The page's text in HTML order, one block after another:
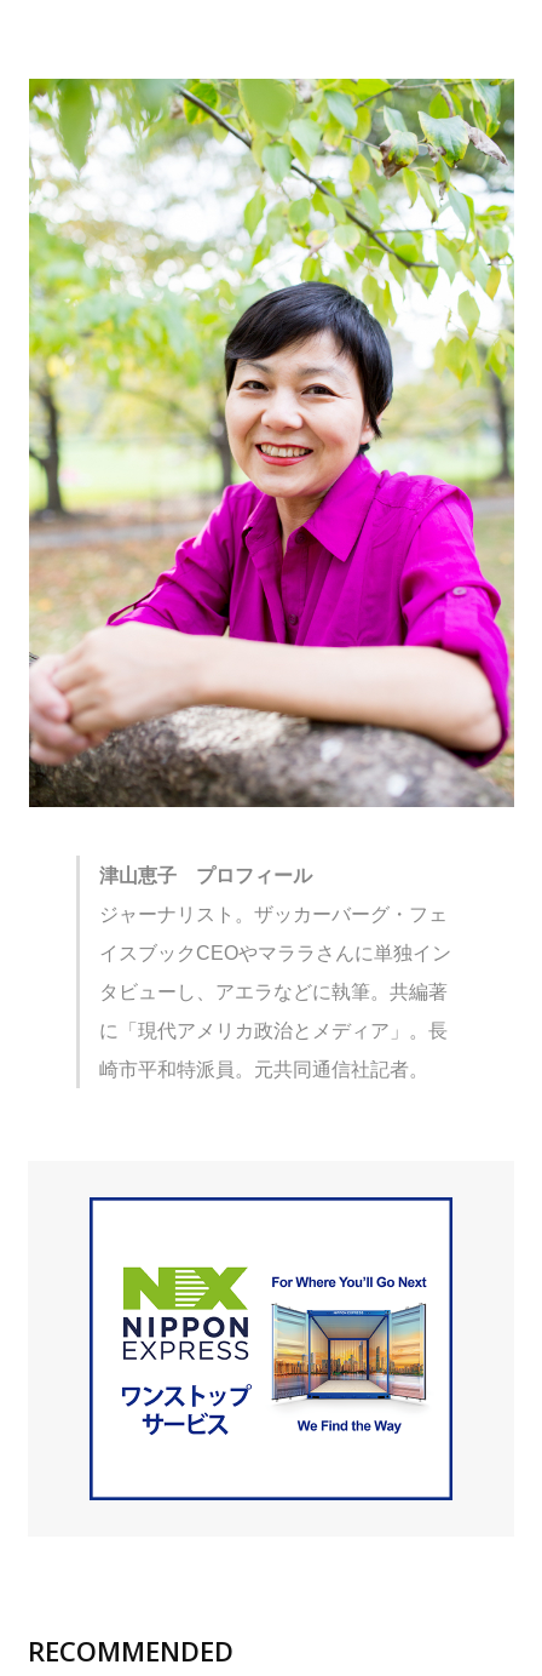
津山恵子 プロフィール
ジャーナリスト。ザッカーバーグ・フェ
イスブックCEOやマララさんに単独イン
タビューし、アエラなどに執筆。共編著
に「現代アメリカ政治とメディア」。長
崎市平和特派員。元共同通信社記者。
RECOMMENDED